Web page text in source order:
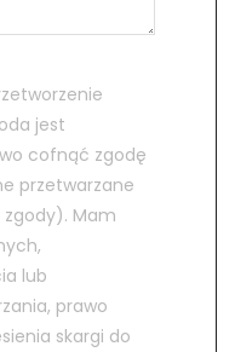
jest
cofnąć zgodę
przetwarzane
Mam
lub
prawo
skargi do